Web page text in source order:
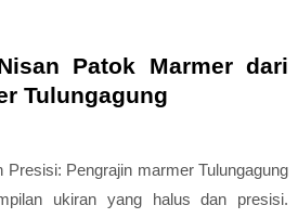
Patok Marmer dari
Tulungagung
Pengrajin marmer Tulungagung
ukiran yang halus dan presisi.